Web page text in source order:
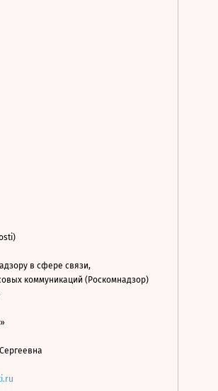
в сфере связи,
коммуникаций (Роскомнадзор)